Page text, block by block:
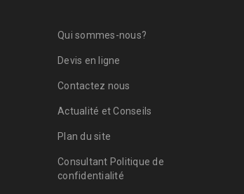
Qui sommes-nous?
Devis en ligne
Contactez nous
Actualité et Conseils
Plan du site
Consultant Politique de
confidentialité